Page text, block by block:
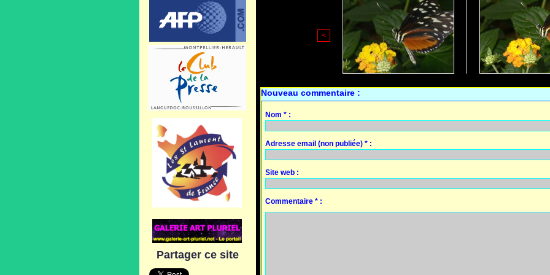
Partager ce site
<
Nouveau commentaire :
Nom * :
Adresse email (non publiée) * :
Site web :
Commentaire * :